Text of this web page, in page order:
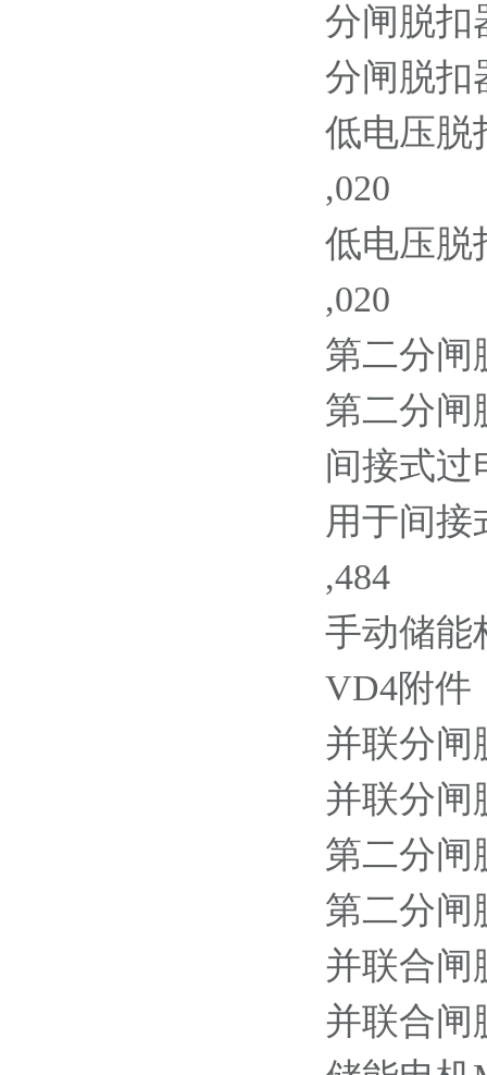
分闸脱扣
分闸脱扣
低电压脱
,020
低电压脱
,020
第二分闸
第二分闸
间接式过
用于间接
,484
手动储能
VD4附件
并联分闸
并联分闸
第二分闸
第二分闸
并联合闸
并联合闸